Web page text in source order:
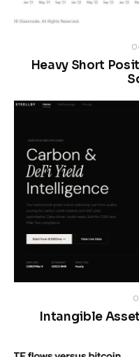
Heavy Short
Intangible